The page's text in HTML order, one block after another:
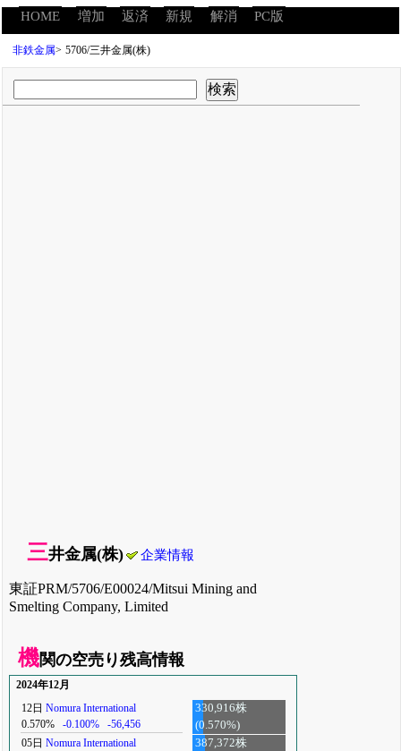
HOME 増加 返済 新規 解消 PC版
非鉄金属> 5706/三井金属(株)
三井金属(株) 企業情報
東証PRM/5706/E00024/Mitsui Mining and
Smelting Company, Limited
機関の空売り残高情報
2024年12月
12日 Nomura International
0.570%
-0.100% -56,456
330,916株
(0.570%)
05日 Nomura International
387,372株